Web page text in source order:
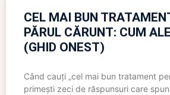
CEL MAI BUN
PĂRUL CĂRUNT: CUM
(GHID ONEST)
Când cauți „cel mai bun tratament
primești zeci de răspunsuri care